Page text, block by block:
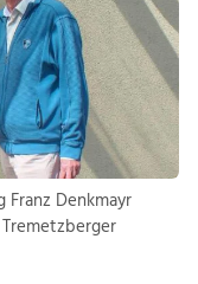
Franz Denkmayr